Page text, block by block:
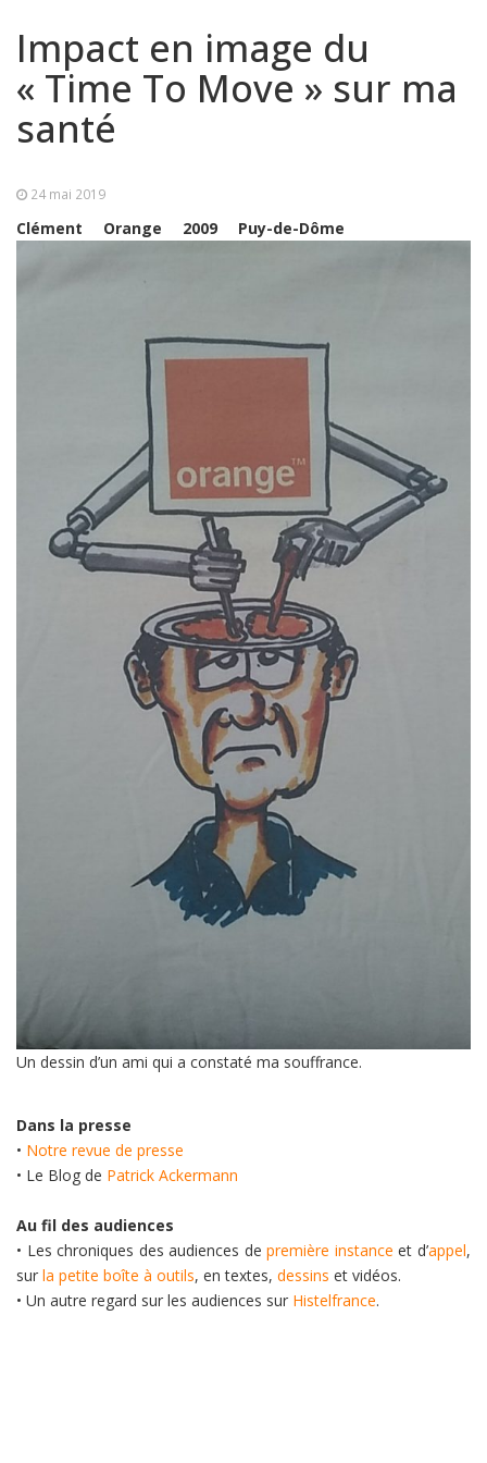
Impact en image du
« Time To Move » sur ma
santé
24 mai 2019
Clément Orange 2009 Puy-de-Dôme
Un dessin d’un ami qui a constaté ma souffrance.
Dans la presse
• Notre revue de presse
• Le Blog de Patrick Ackermann
Au fil des audiences
• Les chroniques des audiences depremière instance et d’appel,
sur la petite boîte à outils, en textes, dessins et vidéos.
• Un autre regard sur les audiences sur Histelfrance.